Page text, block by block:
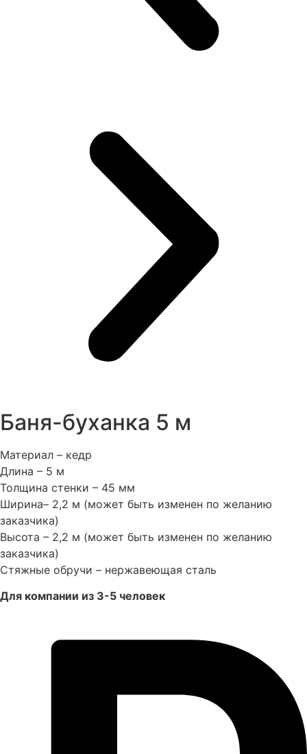
Баня-буханка 5 м
Материал – кедр
Длина – 5 м
Толщина стенки – 45 мм
Ширина– 2,2 м (может быть изменен по желанию
заказчика)
Высота – 2,2 м (может быть изменен по желанию
заказчика)
Стяжные обручи – нержавеющая сталь
Для компании из 3-5 человек